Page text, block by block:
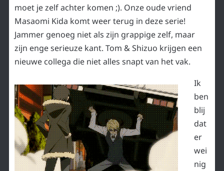
moet je zelf achter komen ;). Onze oude vriend
Masaomi Kida komt weer terug in deze serie!
Jammer genoeg niet als zijn grappige zelf, maar
zijn enge serieuze kant. Tom & Shizuo krijgen een
nieuwe collega die niet alles snapt van het vak.
Ik
ben
blij
dat
er
wei
nig